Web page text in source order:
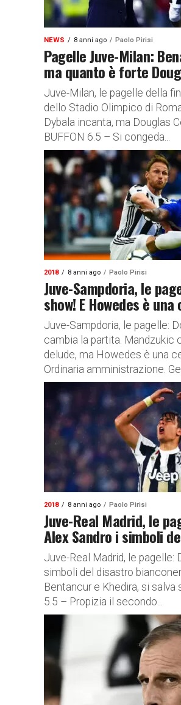
NEWS 8 anni ago Paolo Pirisi
Pagelle Juve-Milan:
ma quanto è forte
Juve-Milan, le pagelle della
dello Stadio Olimpico di
Dybala incanta, ma Douglas
BUFFON 6.5 – Si congeda...
2018 8 anni ago Paolo Pirisi
Juve-Sampdoria, le
show! E Howedes è
Juve-Sampdoria, le pagelle:
cambia la partita. Mandzukic
delude, ma Howedes è una
Ordinaria amministrazione.
2018 8 anni ago Paolo Pirisi
Juve-Real Madrid, le
Alex Sandro i simboli
Juve-Real Madrid, le pagelle:
simboli del disastro
Bentancur e Khedira, si salva
5.5 – Propizia il secondo...